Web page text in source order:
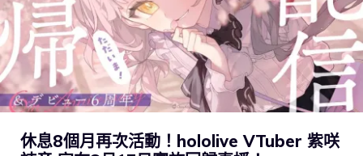
休息8個月再次活動！hololive VTuber 紫咲